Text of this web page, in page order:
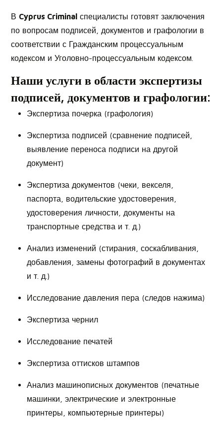
В Cyprus Criminal специалисты готовят заключения
по вопросам подписей, документов и графологии в
соответствии с Гражданским процессуальным
кодексом и Уголовно-процессуальным кодексом.
Наши услуги в области экспертизы
подписей, документов и графологии:
Экспертиза почерка (графология)
Экспертиза подписей (сравнение подписей,
выявление переноса подписи на другой
документ)
Экспертиза документов (чеки, векселя,
паспорта, водительские удостоверения,
удостоверения личности, документы на
транспортные средства и т. д.)
Анализ изменений (стирания, соскабливания,
добавления, замены фотографий в документах
и т. д.)
Исследование давления пера (следов нажима)
Экспертиза чернил
Исследование печатей
Экспертиза оттисков штампов
Анализ машинописных документов (печатные
машинки, электрические и электронные
принтеры, компьютерные принтеры)